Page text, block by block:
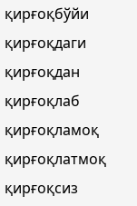
қирғоқбўйи
қирғоқдаги
қирғоқдан
қирғоқлаб
қирғоқламоқ
қирғоқлатмоқ
қирғоқсиз